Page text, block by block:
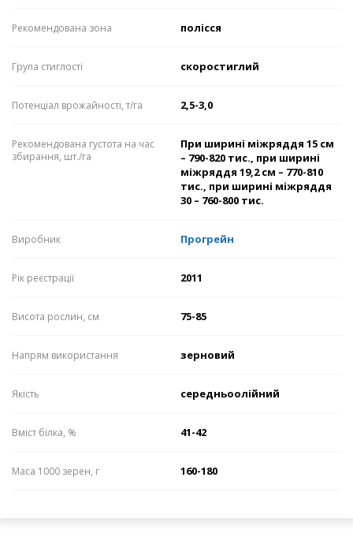
Рекомендована зона полісся
Група стиглості скоростиглий
Потенціал врожайності, т/га 2,5-3,0
Рекомендована густота на час
збирання, шт./га
При ширині міжряддя 15 см
– 790-820 тис., при ширині
міжряддя 19,2 см – 770-810
тис., при ширині міжряддя
30 – 760-800 тис.
Виробник Прогрейн
Рік реєстрації 2011
Висота рослин, см 75-85
Напрям використання зерновий
Якість середньоолійний
Вміст білка, % 41-42
Маса 1000 зерен, г 160-180